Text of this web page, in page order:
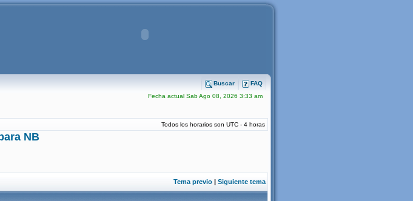
FAQ
Buscar
Fecha actual Sab Ago 08, 2026 3:33 am
Todos los horarios son UTC - 4 horas
NB
Tema previo | Siguiente tema